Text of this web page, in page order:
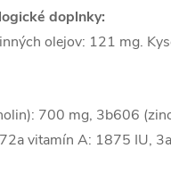
doplnky:
olejov: 121 mg.
700 mg, 3b606
vitamín A: 1875 IU,